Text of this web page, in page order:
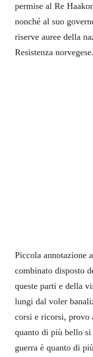
permise al Re
nonché al suo
riserve auree della
Resistenza norvegese.
Piccola annotazione
combinato disposto
queste parti e della
lungi dal voler
corsi e ricorsi, provo
quanto di più bello si
guerra è quanto di